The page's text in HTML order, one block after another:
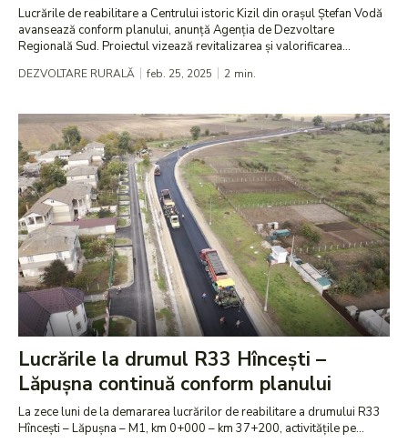
Lucrările de reabilitare a Centrului istoric Kizil din orașul Ștefan Vodă
avansează conform planului, anunță Agenția de Dezvoltare
Regională Sud. Proiectul vizează revitalizarea și valorificarea...
DEZVOLTARE RURALĂ feb. 25, 2025 2 min.
Lucrările la drumul R33 Hîncești –
Lăpușna continuă conform planului
La zece luni de la demararea lucrărilor de reabilitare a drumului R33
Hîncești – Lăpușna – M1, km 0+000 – km 37+200, activitățile pe...